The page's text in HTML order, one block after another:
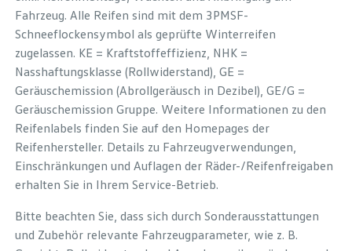
Fahrzeug. Alle Reifen sind mit dem 3PMSF-
Schneeflockensymbol als geprüfte Winterreifen
zugelassen. KE = Kraftstoffeffizienz, NHK =
Nasshaftungsklasse (Rollwiderstand), GE =
Geräuschemission (Abrollgeräusch in Dezibel), GE/G =
Geräuschemission Gruppe. Weitere Informationen zu den
Reifenlabels finden Sie auf den Homepages der
Reifenhersteller. Details zu Fahrzeugverwendungen,
Einschränkungen und Auflagen der Räder-/Reifenfreigaben
erhalten Sie in Ihrem Service-Betrieb.
Bitte beachten Sie, dass sich durch Sonderausstattungen
und Zubehör relevante Fahrzeugparameter, wie z. B.